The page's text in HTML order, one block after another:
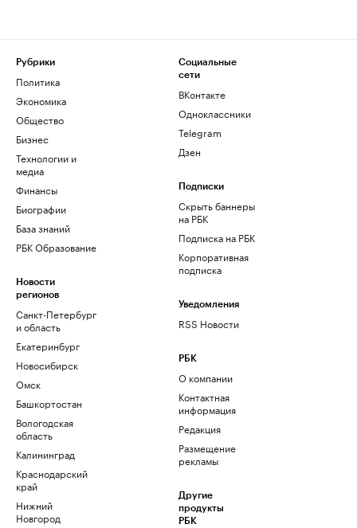
Рубрики
Политика
Экономика
Общество
Бизнес
Технологии и
медиа
Финансы
Биографии
База знаний
РБК Образование
Новости
регионов
Санкт-Петербург
и область
Екатеринбург
Новосибирск
Омск
Башкортостан
Вологодская
область
Калининград
Краснодарский
край
Нижний
Новгород
Социальные
сети
ВКонтакте
Одноклассники
Telegram
Дзен
Подписки
Скрыть баннеры
на РБК
Подписка на РБК
Корпоративная
подписка
Уведомления
RSS Новости
РБК
О компании
Контактная
информация
Редакция
Размещение
рекламы
Другие
продукты
РБК